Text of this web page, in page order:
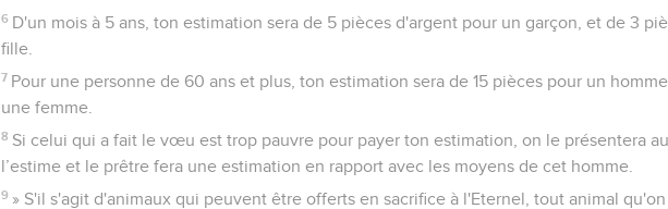
6 D'un mois à 5 ans, ton estimation sera de 5 pièces d'argent pour un garçon, et de 3
fille.
7 Pour une personne de 60 ans et plus, ton estimation sera de 15 pièces pour un
une femme.
8 Si celui qui a fait le vœu est trop pauvre pour payer ton estimation, on le présentera
l’estime et le prêtre fera une estimation en rapport avec les moyens de cet homme.
9 » S'il s'agit d'animaux qui peuvent être offerts en sacrifice à l'Eternel, tout animal